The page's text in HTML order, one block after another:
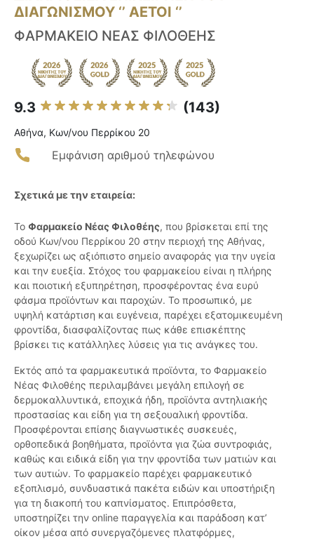
ΔΙΑΓΩΝΙΣΜΟΥ ‘’ ΑΕΤΟΙ ‘’
ΦΑΡΜΑΚΕΙΟ ΝΕΑΣ ΦΙΛΟΘΕΗΣ
9.3 (143)
Αθήνα, Κων/νου Περρίκου 20
Εμφάνιση αριθμού τηλεφώνου
Σχετικά με την εταιρεία:
Το Φαρμακείο Νέας Φιλοθέης, που βρίσκεται επί της
οδού Κων/νου Περρίκου 20 στην περιοχή της Αθήνας,
ξεχωρίζει ως αξιόπιστο σημείο αναφοράς για την υγεία
και την ευεξία. Στόχος του φαρμακείου είναι η πλήρης
και ποιοτική εξυπηρέτηση, προσφέροντας ένα ευρύ
φάσμα προϊόντων και παροχών. Το προσωπικό, με
υψηλή κατάρτιση και ευγένεια, παρέχει εξατομικευμένη
φροντίδα, διασφαλίζοντας πως κάθε επισκέπτης
βρίσκει τις κατάλληλες λύσεις για τις ανάγκες του.
Εκτός από τα φαρμακευτικά προϊόντα, το Φαρμακείο
Νέας Φιλοθέης περιλαμβάνει μεγάλη επιλογή σε
δερμοκαλλυντικά, εποχικά ήδη, προϊόντα αντηλιακής
προστασίας και είδη για τη σεξουαλική φροντίδα.
Προσφέρονται επίσης διαγνωστικές συσκευές,
ορθοπεδικά βοηθήματα, προϊόντα για ζώα συντροφιάς,
καθώς και ειδικά είδη για την φροντίδα των ματιών και
των αυτιών. Το φαρμακείο παρέχει φαρμακευτικό
εξοπλισμό, συνδυαστικά πακέτα ειδών και υποστήριξη
για τη διακοπή του καπνίσματος. Επιπρόσθετα,
υποστηρίζει την online παραγγελία και παράδοση κατ’
οίκον μέσα από συνεργαζόμενες πλατφόρμες,